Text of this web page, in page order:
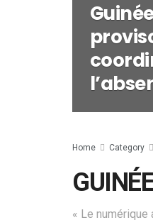
Home Category
« Le numérique